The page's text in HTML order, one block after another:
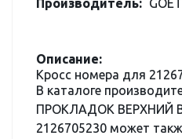
Производитель:
Описание:
Кросс номера для
В каталоге
ПРОКЛАДОК ВЕРХНИЙ
2126705230 может